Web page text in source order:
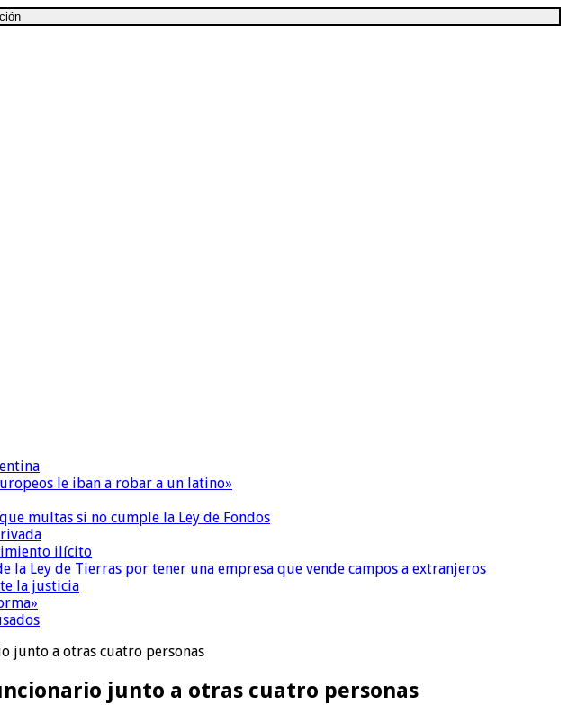
le iban a robar a un latino»
multas si no cumple la Ley de Fondos
ilícito
la Ley de Tierras por tener una empresa que vende campos a extranjeros
la justicia
junto a otras cuatro personas
junto a otras cuatro personas